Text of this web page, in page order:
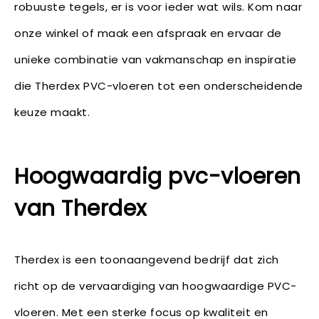
robuuste tegels, er is voor ieder wat wils. Kom naar
onze winkel of maak een afspraak en ervaar de
unieke combinatie van vakmanschap en inspiratie
die Therdex PVC-vloeren tot een onderscheidende
keuze maakt.
Hoogwaardig pvc-vloeren
van Therdex
Therdex is een toonaangevend bedrijf dat zich
richt op de vervaardiging van hoogwaardige PVC-
vloeren. Met een sterke focus op kwaliteit en